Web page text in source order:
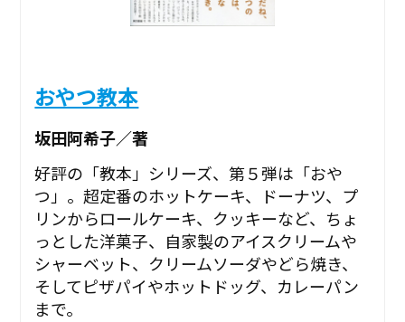
おやつ教本
坂田阿希子／著
好評の「教本」シリーズ、第５弾は「おや
つ」。超定番のホットケーキ、ドーナツ、プ
リンからロールケーキ、クッキーなど、ちょ
っとした洋菓子、自家製のアイスクリームや
シャーベット、クリームソーダやどら焼き、
そしてピザパイやホットドッグ、カレーパン
まで。